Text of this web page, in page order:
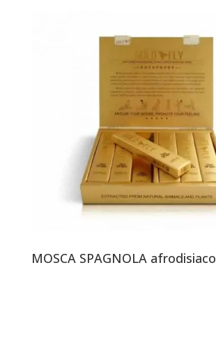
MOSCA SPAGNOLA afrodisiaco